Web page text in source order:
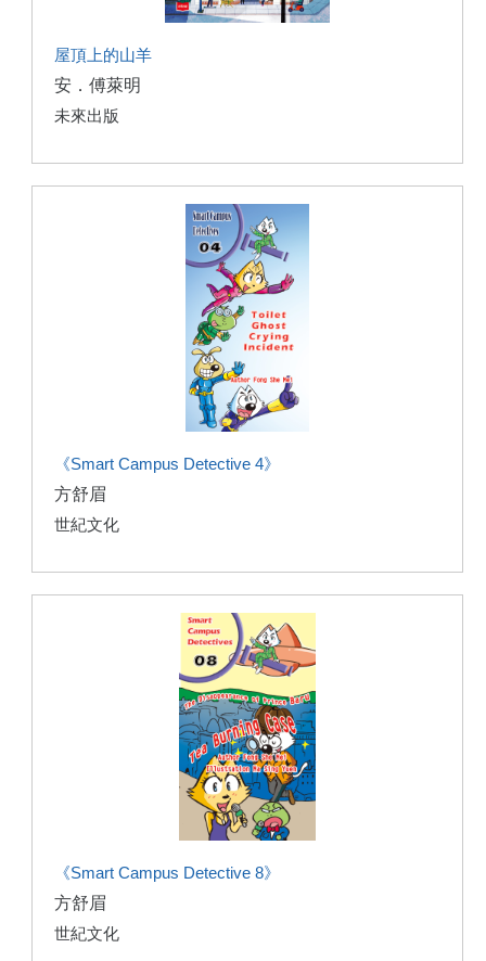
屋頂上的山羊
安．傅萊明
未來出版
《Smart Campus Detective 4》
方舒眉
世紀文化
《Smart Campus Detective 8》
方舒眉
世紀文化